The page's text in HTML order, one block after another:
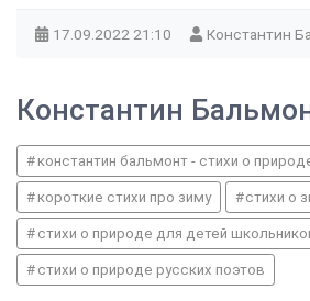
17.09.2022 21:10 Константин
Константин
константин бальмонт - стихи о
короткие стихи про зиму стихи о
стихи о природе для детей
стихи о природе русских поэтов